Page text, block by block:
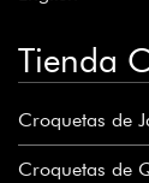
Tienda
Croquetas de
Croquetas de